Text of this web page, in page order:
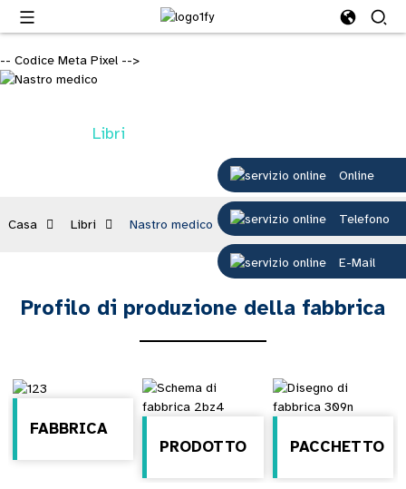
-- Codice Meta Pixel -->
Online
Telefono
E-Mail
Libri
Casa Libri Nastro medico
Profilo di produzione della fabbrica
FABBRICA
PRODOTTO
PACCHETTO